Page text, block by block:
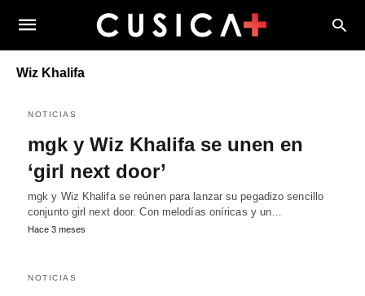
Wiz Khalifa
NOTICIAS
mgk y Wiz Khalifa se unen en
‘girl next door’
mgk y Wiz Khalifa se reúnen para lanzar su pegadizo sencillo
conjunto girl next door. Con melodías oníricas y un…
Hace 3 meses
NOTICIAS